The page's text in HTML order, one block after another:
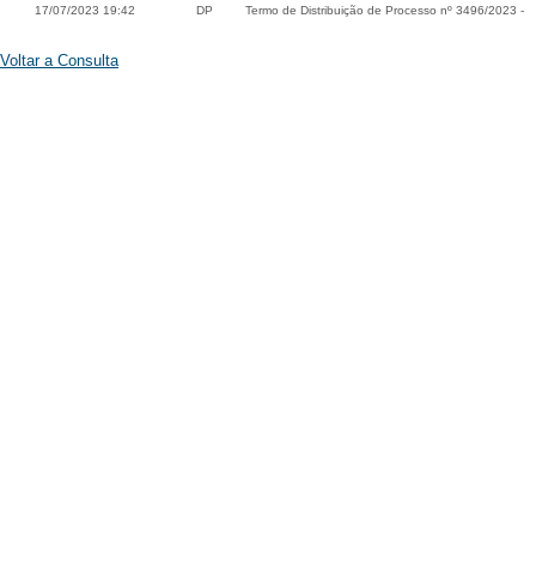
17/07/2023 19:42 DP Termo de Distribuição de Processo nº 3496/2023 -
Voltar a Consulta